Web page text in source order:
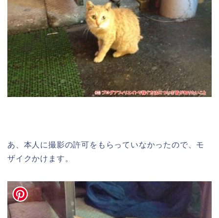
あ、本人に撮影の許可をもらっていなかったので、モ
ザイクかけます。